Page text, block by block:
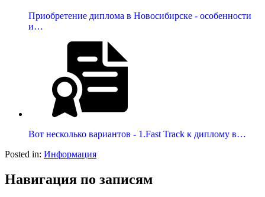
Приобретение диплома в Новосибирске - особенности
и…
Вот несколько вариантов - 1.Fast Track к диплому в…
Posted in: Информация
Навигация по записям